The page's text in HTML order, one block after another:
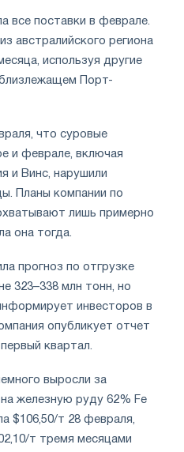
все поставки в феврале.
австралийского региона
используя другие
Порт-
что суровые
и феврале, включая
и Винс, нарушили
Планы компании по
лишь примерно
она тогда.
прогноз по отгрузке
323–338 млн тонн, но
инвесторов в
опубликует отчет
квартал.
выросли за
железную руду 62% Fe
$106,50/т 28 февраля,
т тремя месяцами